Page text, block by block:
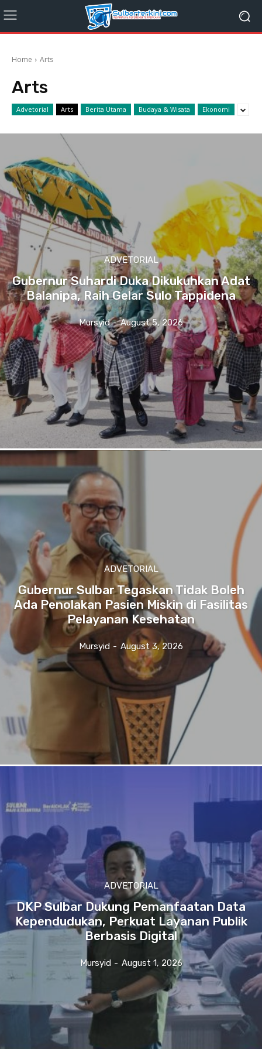
Home Arts
Arts
Advetorial Arts Berita Utama Budaya & Wisata Ekonomi
ADVETORIAL
Gubernur Suhardi Duka Dikukuhkan Adat
Balanipa, Raih Gelar Sulo Tappidena
Mursyid - August 5, 2026
ADVETORIAL
Gubernur Sulbar Tegaskan Tidak Boleh
Ada Penolakan Pasien Miskin di Fasilitas
Pelayanan Kesehatan
Mursyid - August 3, 2026
ADVETORIAL
DKP Sulbar Dukung Pemanfaatan Data
Kependudukan, Perkuat Layanan Publik
Berbasis Digital
Mursyid - August 1, 2026